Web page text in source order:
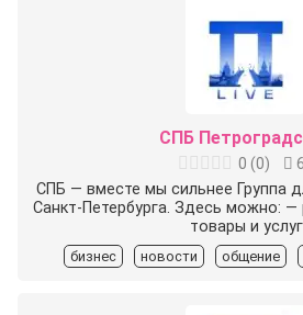
СПБ
0 (0)
СПБ — вместе мы сильнее Группа
Санкт-Петербурга. Здесь можно: —
товары и услуг
бизнес новости общение